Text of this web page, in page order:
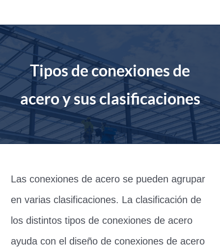
contenido
Tipos de conexiones de
acero y sus clasificaciones
Las conexiones de acero se pueden agrupar
en varias clasificaciones. La clasificación de
los distintos tipos de conexiones de acero
ayuda con el diseño de conexiones de acero